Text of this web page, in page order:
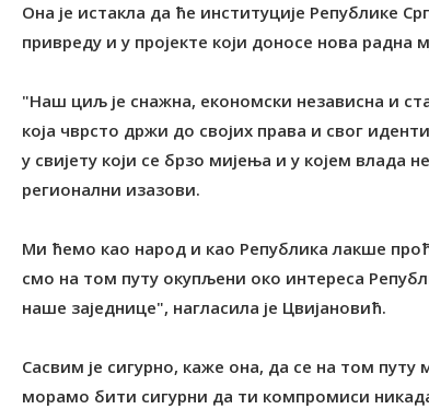
Она је истакла да ће институције Републике
привреду и у пројекте који доносе нова радна
"Наш циљ је снажна, економски независна и
која чврсто држи до својих права и свог
у свијету који се брзо мијења и у којем
регионални изазови.
Ми ћемо као народ и као Република лакше
смо на том путу окупљени око интереса
наше заједнице", нагласила је Цвијановић.
Сасвим је сигурно, каже она, да се на том
морамо бити сигурни да ти компромиси